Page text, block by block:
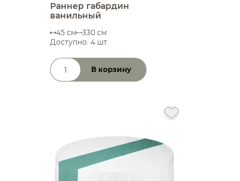
Раннер габардин
ванильный
45 см
330 см
Доступно: 4 шт.
Количество товара
В корзину